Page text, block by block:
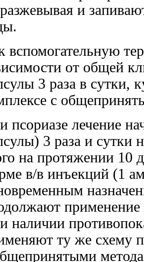
и
вспомогательную
от общей
3 раза в
с
псориазе лечение
3 раза и сутки
на протяжении 10
в/в инъекций (1
наличии
ту же схему